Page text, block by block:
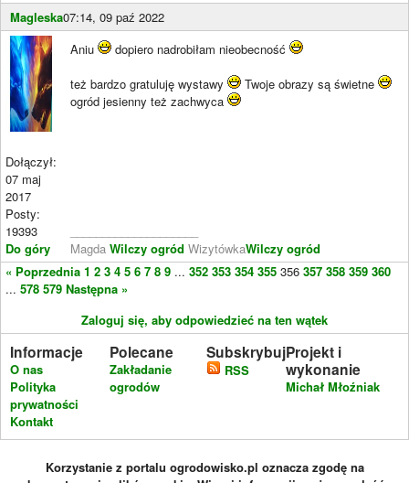
Magleska07:14, 09 paź 2022
Dołączył:
07 maj
2017
Posty:
19393
Do góry
Aniu
dopiero nadrobiłam nieobecność
też bardzo gratuluję wystawy
Twoje obrazy są świetne
ogród jesienny też zachwyca
Magda Wilczy ogród WizytówkaWilczy ogród
« Poprzednia 1 2 3 4 5 6 7 8 9 ... 352 353 354 355 356 357 358 359 360
... 578 579 Następna »
Zaloguj się, aby odpowiedzieć na ten wątek
Informacje
O nas
Polityka
prywatności
Kontakt
Polecane
Zakładanie
ogrodów
Subskrybuj
RSS
Projekt i
wykonanie
Michał Młoźniak
Korzystanie z portalu ogrodowisko.pl oznacza zgodę na